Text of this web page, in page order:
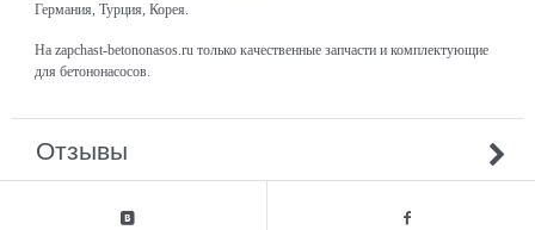
Германия, Турция, Корея.
На zapchast-betononasos.ru только качественные запчасти и комплектующие
для бетононасосов.
Отзывы